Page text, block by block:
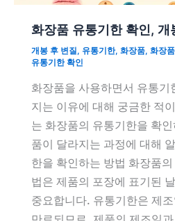
화장품 유통기한 확인,
개봉 후 변질, 유통기한, 화장품, 화장
유통기한 확인
화장품을 사용하면서 유통
지는 이유에 대해 궁금한 적
는 화장품의 유통기한을 확
품이 달라지는 과정에 대해
한을 확인하는 방법 화장품
법은 제품의 포장에 표기된
중요합니다. 유통기한은 제